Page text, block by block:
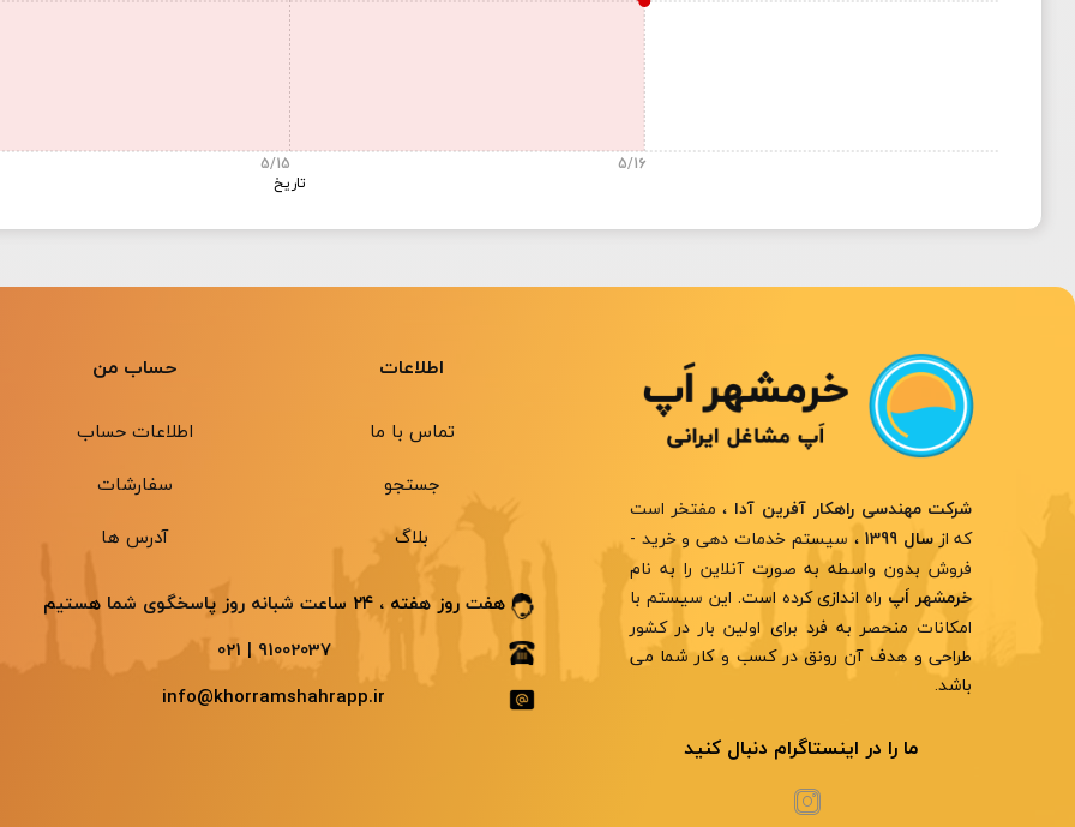
تاریخ
5/15 5/16
شرکت مهندسی راهکار آفرین آدا ، مفتخر است
که ازسال 1399
، سیستم خدمات دهی و خرید -
فروش بدون واسطه به صورت آنلاین را به نام
خرمشهر اَپ راه اندازی کرده است. این سیستم با
امکانات منحصر به فرد برای اولین بار در کشور
طراحی و هدف آن رونق در کسب و کار شما می
باشد.
ما را در اینستاگرام دنبال کنید
اطلاعات
تماس با ما
جستجو
بلاگ
حساب من
اطلاعات حساب
سفارشات
آدرس ها
هفت روز هفته ، ۲۴ ساعت شبانه ‌روز پاسخگوی شما هستیم
91002037 | 021
info@khorramshahrapp.ir